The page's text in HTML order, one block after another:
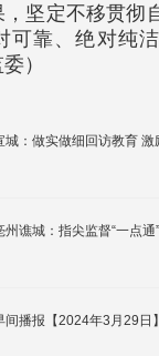
坚定不移贯彻
可靠、绝对纯
）
城：做实做细回访教育 激
州谯城：指尖监督“一点
间播报【2024年3月29日】